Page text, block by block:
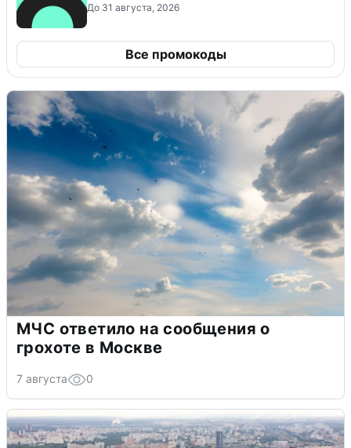
До 31 августа, 2026
Все промокоды
МЧС ответило на сообщения о
грохоте в Москве
7 августа 0